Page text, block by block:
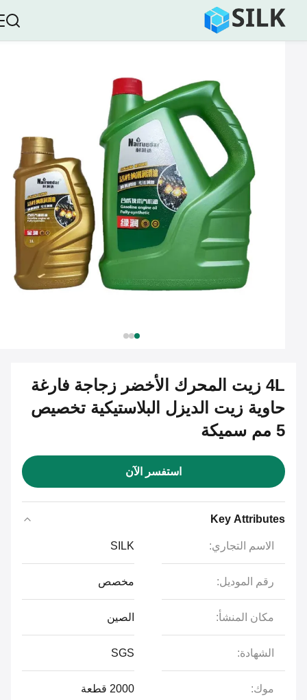
4L زيت المحرك الأخضر زجاجة فارغة
حاوية زيت الديزل البلاستيكية تخصيص
استفسر الآن
Key Attributes
الاسم التجاري: SILK
رقم الموديل: مخصص
مكان المنشأ: الصين
الشهادة: SGS
موك: 2000 قطعة